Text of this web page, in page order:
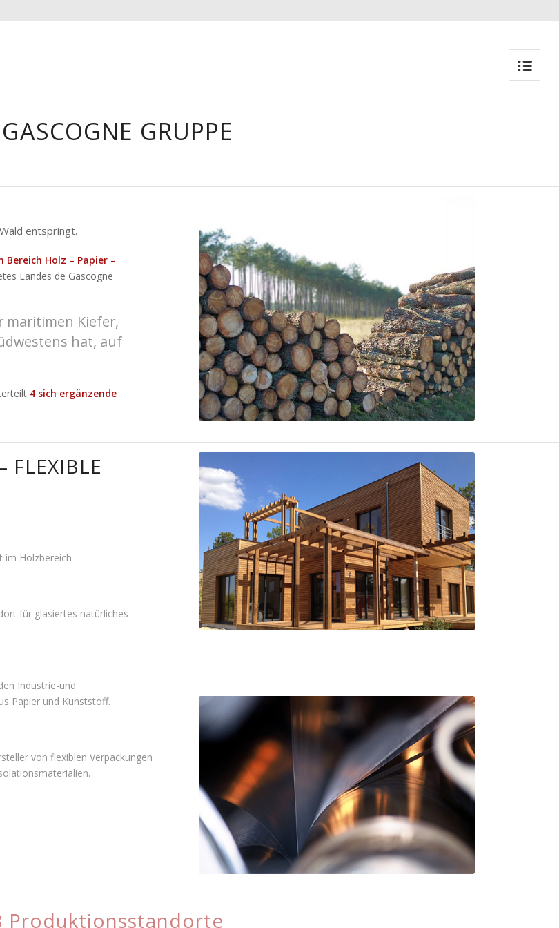
GRUPPE
entspringt.
Holz – Papier –
Landes de Gascogne
maritimen Kiefer,
hat, auf
4 sich ergänzende
FLEXIBLE
im Holzbereich
für glasiertes natürliches
Industrie-und
Papier und Kunststoff.
von flexiblen Verpackungen
Mio. € konsolidierter Umsatz